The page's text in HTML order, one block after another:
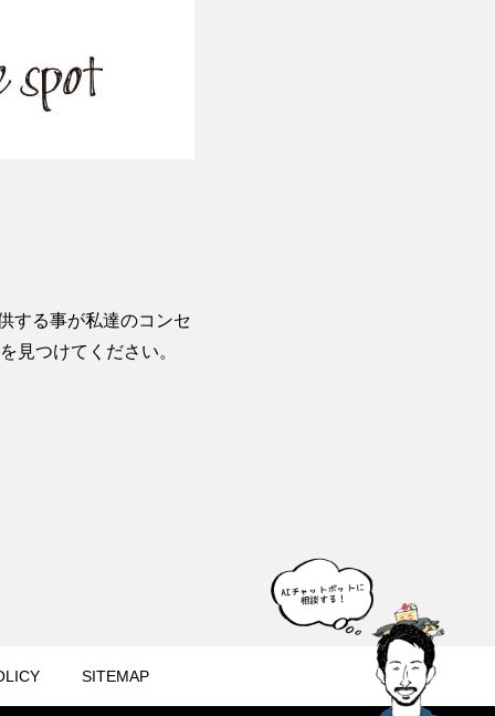
する事が私達のコンセ
見つけてください。
SITEMAP